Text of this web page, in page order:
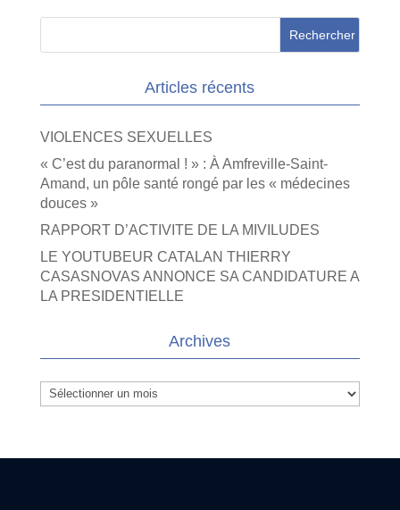
Articles récents
VIOLENCES SEXUELLES
« C’est du paranormal ! » : À Amfreville-Saint-
Amand, un pôle santé rongé par les « médecines
douces »
RAPPORT D’ACTIVITE DE LA MIVILUDES
LE YOUTUBEUR CATALAN THIERRY
CASASNOVAS ANNONCE SA CANDIDATURE A
LA PRESIDENTIELLE
Archives
Archives